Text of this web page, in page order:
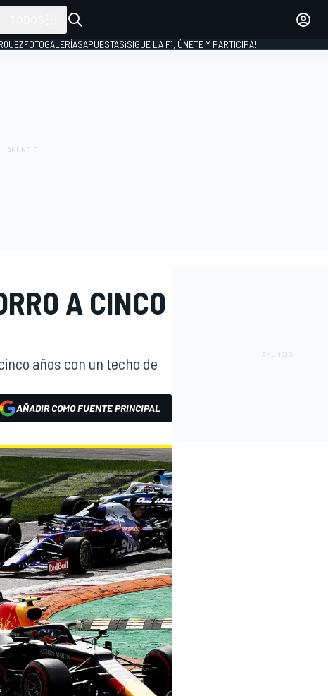
FOTOGALERÍASAPUESTAS¡SIGUE LA F1, ÚNETE Y PARTICIPA!
A CINCO
años con un techo de
AÑADIR COMO FUENTE PRINCIPAL